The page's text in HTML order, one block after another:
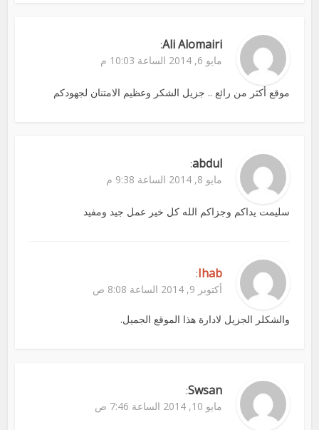
Ali Alomairi
:
مايو 6, 2014 الساعة 10:03 م
موقع أكثر من رائع .. جزيل الشكر وعظيم الامتنان لجهودكم
abdul
:
مايو 8, 2014 الساعة 9:38 م
سليمت يداكم وجزاكم الله كل خير عمل جيد ومفيد
Ihab
:
أكتوبر 9, 2014 الساعة 8:08 ص
والشكلر الجزيل لادارة هذا الموقع الجميل.
Swsan
:
مايو 10, 2014 الساعة 7:46 ص